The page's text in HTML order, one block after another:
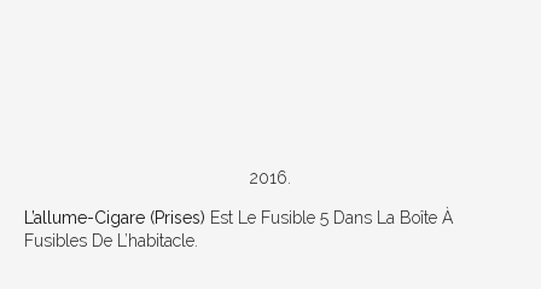
2016.
L’allume-Cigare (prises) Est Le Fusible 5 Dans La Boîte À
Fusibles De L’habitacle.